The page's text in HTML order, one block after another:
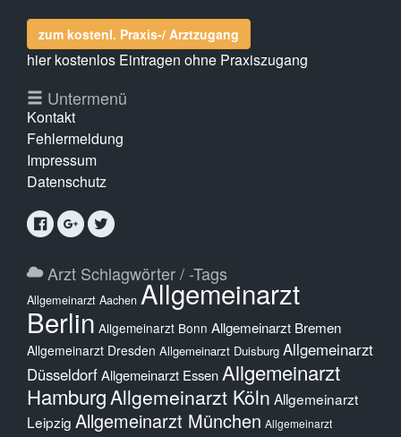
zum kostenl. Praxis-/ Arztzugang
hier kostenlos Eintragen ohne Praxiszugang
Untermenü
Kontakt
Fehlermeldung
Impressum
Datenschutz
Arzt Schlagwörter / -Tags
Allgemeinarzt Aachen Allgemeinarzt
Berlin Allgemeinarzt Bonn Allgemeinarzt Bremen
Allgemeinarzt Dresden Allgemeinarzt Duisburg Allgemeinarzt
DüsseldorfAllgemeinarzt Essen Allgemeinarzt
HamburgAllgemeinarzt Köln Allgemeinarzt
Leipzig Allgemeinarzt München Allgemeinarzt